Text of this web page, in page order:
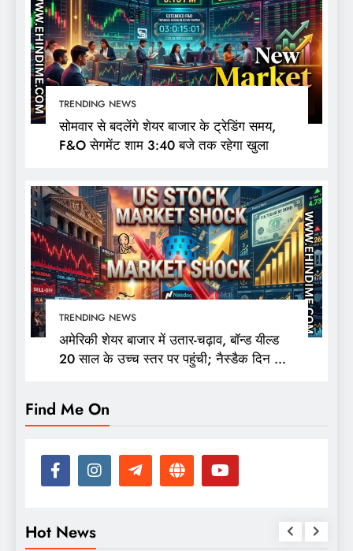
TRENDING NEWS
सोमवार से बदलेंगे शेयर बाजार के ट्रेडिंग समय,
F&O सेगमेंट शाम 3:40 बजे तक रहेगा खुला
TRENDING NEWS
अमेरिकी शेयर बाजार में उतार-चढ़ाव, बॉन्ड यील्ड
20 साल के उच्च स्तर पर पहुंची; नैस्डैक दिन की
Find Me On
Hot News